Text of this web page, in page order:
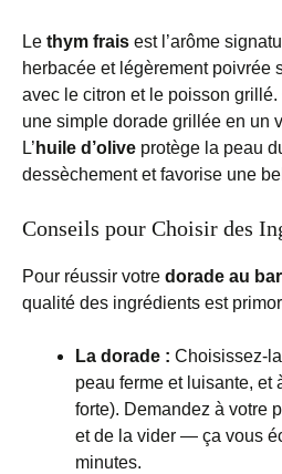
Le thym frais est l’arôme
herbacée et légèrement poivrée
avec le citron et le poisson grillé.
une simple dorade grillée en un
L’ huile d’olive protège la peau
dessèchement et favorise une
Conseils pour Choisir des
Pour réussir votre dorade au
qualité des ingrédients est
La dorade : Choisissez-
peau ferme et luisante, et
forte). Demandez à votre
et de la vider — ça vous
minutes.